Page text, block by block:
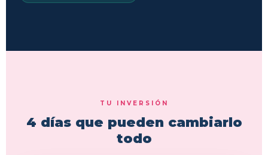
TU INVERSIÓN
4 días que pueden cambiarlo
todo